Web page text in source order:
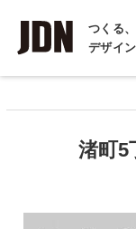
つくる
デザイ
インタビュー
渚町5